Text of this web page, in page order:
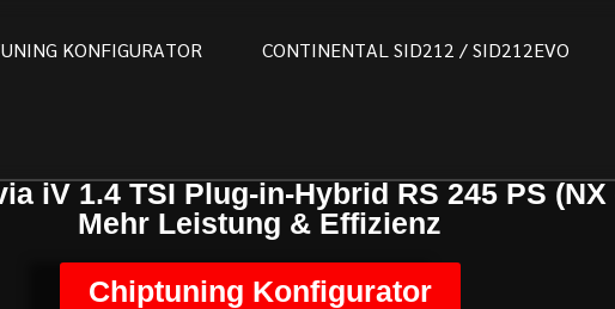
UNING KONFIGURATOR CONTINENTAL SID21 2 / SID21 2EVO
iV 1.4 TSI Plug-in-Hybrid RS 245 PS
Mehr Leistung & Effizienz
Chiptuning Konfigurator